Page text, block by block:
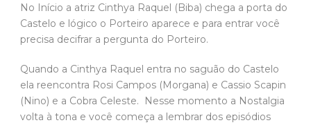
No Início a atriz Cinthya Raquel (Biba) chega a porta do
Castelo e lógico o Porteiro aparece e para entrar você
precisa decifrar a pergunta do Porteiro.
Quando a Cinthya Raquel entra no saguão do Castelo
ela reencontra Rosi Campos (Morgana) e Cassio Scapin
(Nino) e a Cobra Celeste. Nesse momento a Nostalgia
volta à tona e você começa a lembrar dos episódios